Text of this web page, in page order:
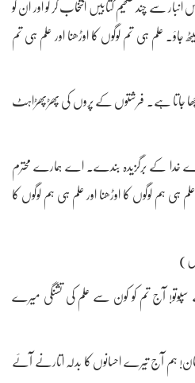
سے چند ضخیم کتابیں انتخاب کر لو اور ان کو
علم ہی تم لوگوں کا اوڑھنا اور علم ہی تم
جاتا ہے۔ فرشتوں کے پروں کی پھڑپھڑاہٹ
خدا کے برگزیدہ بندے۔ اے ہمارے محترم
ہی ہم لوگوں کا اوڑھنا اور علم ہی ہم لوگوں کا
آج تم کو کون سے علم کی تشنگی میرے
ہم آج تیرے احسانوں کا بدلہ اتارنے آئے